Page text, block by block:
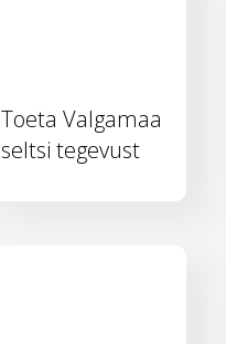
Toeta Valgamaa
seltsi tegevust